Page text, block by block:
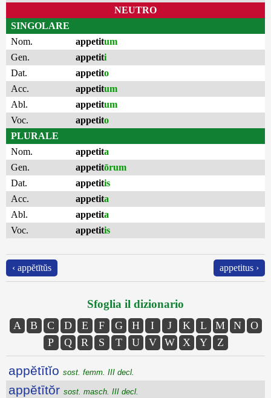
NEUTRO
SINGOLARE
Nom.
appetitum
Gen.
appetiti
Dat.
appetito
Acc.
appetitum
Abl.
appetitum
Voc.
appetito
PLURALE
Nom.
appetita
Gen.
appetitōrum
Dat.
appetitis
Acc.
appetita
Abl.
appetita
Voc.
appetitis
‹ appĕtītŭs appetitus ›
Sfoglia il dizionario
A B C D E F G H I J K L M N
O
P
Q R S T U V W X Y Z
appĕtītĭo sost. femm. III decl.
appĕtītŏr sost. masch. III decl.